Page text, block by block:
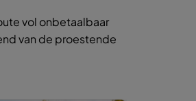
vol onbetaalbaar
van de proestende